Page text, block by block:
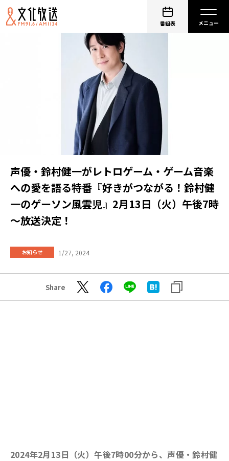
番組表
声優・鈴村健一がレトロゲーム・ゲーム音楽
への愛を語る特番『好きがつながる！鈴村健
一のゲーソン風雲児』2月13日（火）午後7時
～放送決定！
お知らせ 1/27, 2024
Share
2024年2月13日（火）午後7時00分から、声優・鈴村健